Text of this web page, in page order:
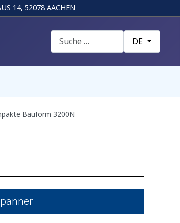
14, 52078 AACHEN
Suchen Sprache
DE
Bauform 3200N